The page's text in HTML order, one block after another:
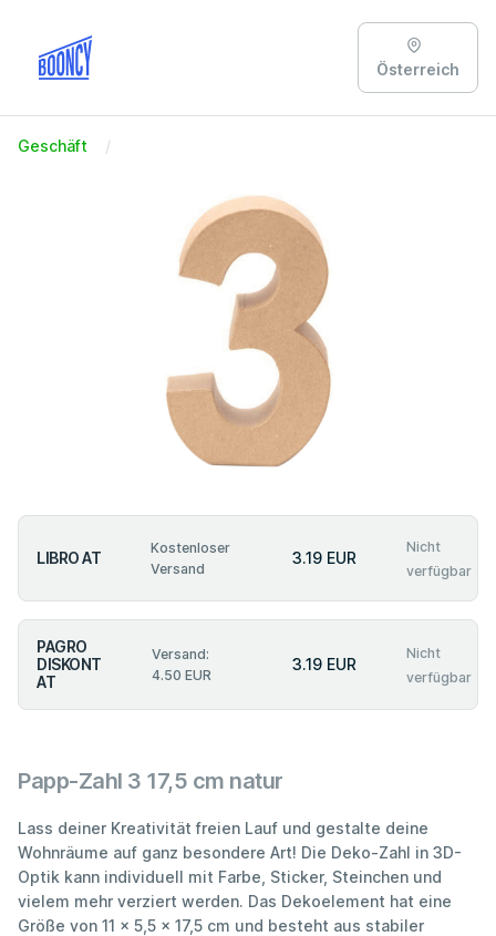
Österreich
Geschäft
LIBRO AT
Kostenloser
Versand
3.19 EUR
Nicht
verfügbar
PAGRO
DISKONT
AT
Versand:
4.50 EUR
3.19 EUR
Nicht
verfügbar
Papp-Zahl 3 17,5 cm natur
Lass deiner Kreativität freien Lauf und gestalte deine
Wohnräume auf ganz besondere Art! Die Deko-Zahl in 3D-
Optik kann individuell mit Farbe, Sticker, Steinchen und
vielem mehr verziert werden. Das Dekoelement hat eine
Größe von 11 x 5,5 x 17,5 cm und besteht aus stabiler